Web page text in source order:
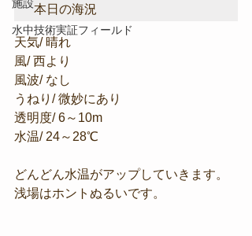
施設
水中技術実証フィールド
本日の海況
天気/ 晴れ
風/ 西より
風波/ なし
うねり/ 微妙にあり
透明度/ 6～10m
水温/ 24～28℃
どんどん水温がアップしていきます。
浅場はホントぬるいです。